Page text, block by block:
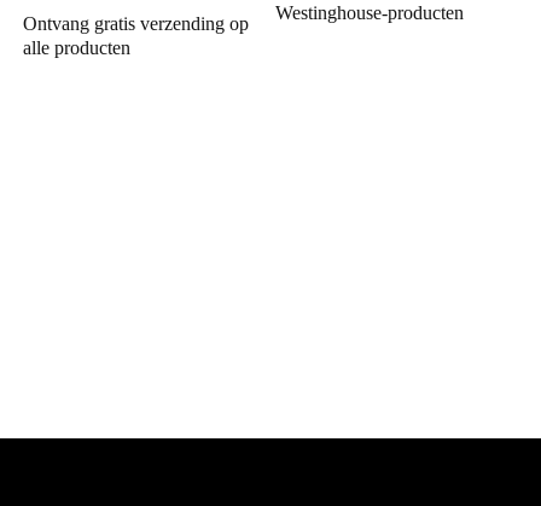
Ontvang gratis verzending op
alle producten
Westinghouse-producten